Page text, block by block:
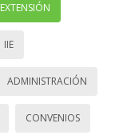
EXTENSIÓN
IIE
ADMINISTRACIÓN
CONVENIOS